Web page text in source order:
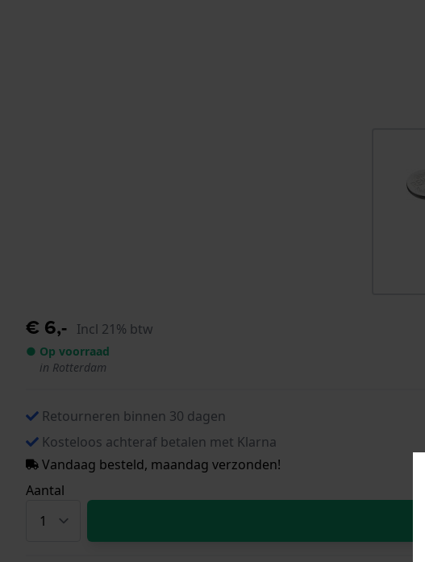
€ 6,- Incl 21% btw
● Op voorraad
in Rotterdam
Retourneren binnen 30 dagen
Kosteloos achteraf betalen met Klarna
Vandaag besteld, maandag verzonden!
Aantal